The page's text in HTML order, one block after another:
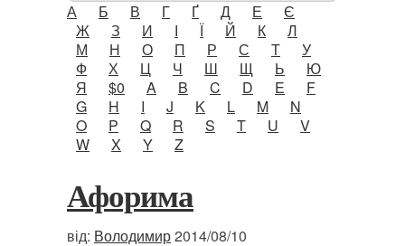
А Б В Г Ґ Д Е
Є
Ж
З И І Ї Й К
Л
М
Н О П Р С Т
У
Ф
Х Ц Ч Ш Щ Ь
Ю
Я
$0 A B C D E
F
G
H I J K L M
N
O
P Q R S T U
V
W
X Y Z
Афорима
від: Володимир2014/08/10